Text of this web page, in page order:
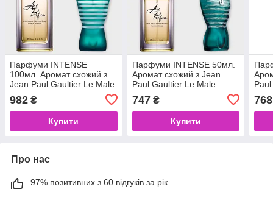
Парфуми INTENSE
100мл. Аромат схожий з
Jean Paul Gaultier Le Male
982 ₴
Купити
Парфуми INTENSE 50мл.
Аромат схожий з Jean
Paul Gaultier Le Male
747₴
Купити
768
Про нас
97% позитивних з 60 відгуків за рік